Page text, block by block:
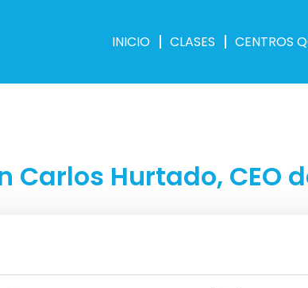
INICIO CLASES CENTROS
Hurtado, CEO
de QOMBO, en el programa de mundo Franquicia,